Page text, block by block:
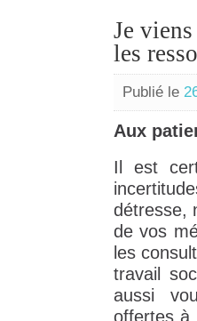
Je
les
Publié le
Aux
Il est
détresse,
de vos
les
travail
aussi
offertes à